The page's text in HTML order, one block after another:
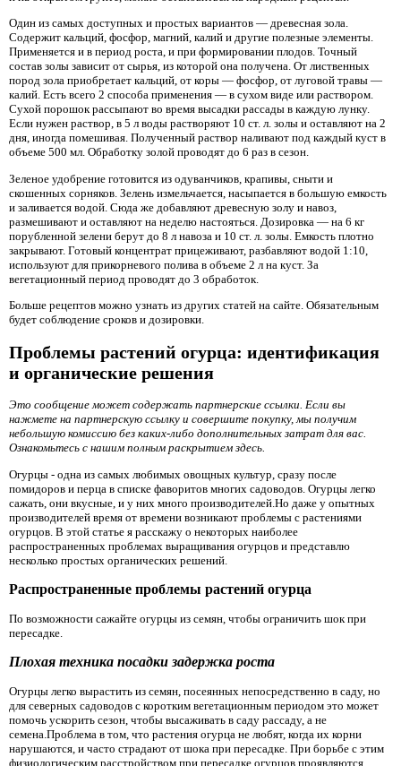
Один из самых доступных и простых вариантов — древесная зола.
Содержит кальций, фосфор, магний, калий и другие полезные элементы.
Применяется и в период роста, и при формировании плодов. Точный
состав золы зависит от сырья, из которой она получена. От лиственных
пород зола приобретает кальций, от коры — фосфор, от луговой травы —
калий. Есть всего 2 способа применения — в сухом виде или раствором.
Сухой порошок рассыпают во время высадки рассады в каждую лунку.
Если нужен раствор, в 5 л воды растворяют 10 ст. л. золы и оставляют на 2
дня, иногда помешивая. Полученный раствор наливают под каждый куст в
объеме 500 мл. Обработку золой проводят до 6 раз в сезон.
Зеленое удобрение готовится из одуванчиков, крапивы, сныти и
скошенных сорняков. Зелень измельчается, насыпается в большую емкость
и заливается водой. Сюда же добавляют древесную золу и навоз,
размешивают и оставляют на неделю настояться. Дозировка — на 6 кг
порубленной зелени берут до 8 л навоза и 10 ст. л. золы. Емкость плотно
закрывают. Готовый концентрат прицеживают, разбавляют водой 1:10,
используют для прикорневого полива в объеме 2 л на куст. За
вегетационный период проводят до 3 обработок.
Больше рецептов можно узнать из других статей на сайте. Обязательным
будет соблюдение сроков и дозировки.
Проблемы растений огурца: идентификация
и органические решения
Это сообщение может содержать партнерские ссылки. Если вы
нажмете на партнерскую ссылку и совершите покупку, мы получим
небольшую комиссию без каких-либо дополнительных затрат для вас.
Ознакомьтесь с нашим полным раскрытием здесь.
Огурцы - одна из самых любимых овощных культур, сразу после
помидоров и перца в списке фаворитов многих садоводов. Огурцы легко
сажать, они вкусные, и у них много производителей.Но даже у опытных
производителей время от времени возникают проблемы с растениями
огурцов. В этой статье я расскажу о некоторых наиболее
распространенных проблемах выращивания огурцов и представлю
несколько простых органических решений.
Распространенные проблемы растений огурца
По возможности сажайте огурцы из семян, чтобы ограничить шок при
пересадке.
Плохая техника посадки задержка роста
Огурцы легко вырастить из семян, посеянных непосредственно в саду, но
для северных садоводов с коротким вегетационным периодом это может
помочь ускорить сезон, чтобы высаживать в саду рассаду, а не
семена.Проблема в том, что растения огурца не любят, когда их корни
нарушаются, и часто страдают от шока при пересадке. При борьбе с этим
физиологическим расстройством при пересадке огурцов проявляются